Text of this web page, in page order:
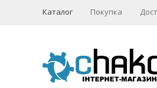
Каталог Покупка